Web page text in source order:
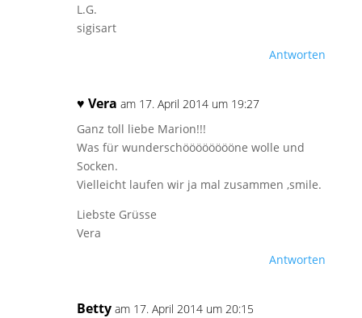
L.G.
sigisart
Antworten
♥ Vera am 17. April 2014 um 19:27
Ganz toll liebe Marion!!!
Was für wunderschööööööööne wolle und
Socken.
Vielleicht laufen wir ja mal zusammen ,smile.
Liebste Grüsse
Vera
Antworten
Betty am 17. April 2014 um 20:15